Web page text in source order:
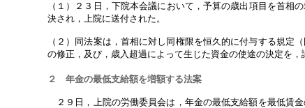
（１）２３日，下院本会議において，予算の歳出項目を首
決され，上院に送付された。
（２）同法案は，首相に対し同権限を恒久的に付与する規
の修正，及び，歳入超過によって生じた資金の使途の決定を，
２ 年金の最低支給額を増額する法案
２９日，上院の労働委員会は，年金の最低支給額を最低賃